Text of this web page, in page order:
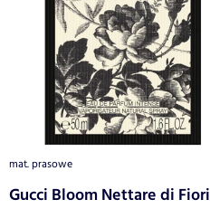
mat. prasowe
Gucci Bloom Nettare di Fiori